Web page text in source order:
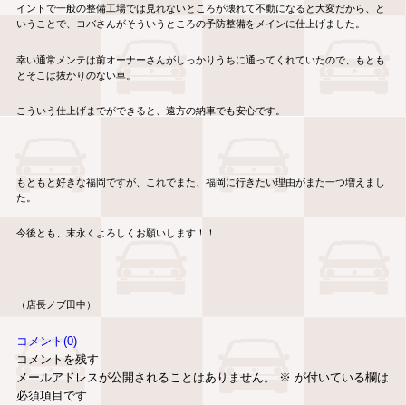
イントで一般の整備工場では見れないところが壊れて不動になると大変だから、と
いうことで、コバさんがそういうところの予防整備をメインに仕上げました。
幸い通常メンテは前オーナーさんがしっかりうちに通ってくれていたので、もとも
とそこは抜かりのない車。
こういう仕上げまでができると、遠方の納車でも安心です。
もともと好きな福岡ですが、これでまた、福岡に行きたい理由がまた一つ増えまし
た。
今後とも、末永くよろしくお願いします！！
（店長ノブ田中）
コメント(0)
コメントを残す
メールアドレスが公開されることはありません。
※ が付いている欄は
必須項目です